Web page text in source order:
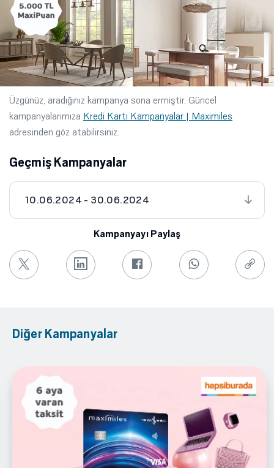
Üzgünüz, aradığınız kampanya sona ermiştir. Güncel
kampanyalarımıza Kredi Kartı Kampanyalar | Maximiles
adresinden göz atabilirsiniz.
Geçmiş Kampanyalar
10.06.2024 - 30.06.2024
Kampanyayı Paylaş
Diğer Kampanyalar